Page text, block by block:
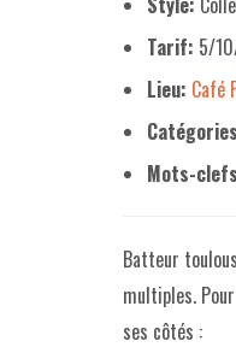
Tarif: 5/
Lieu: Café
Mots-
Batteur
multiples.
ses côtés :